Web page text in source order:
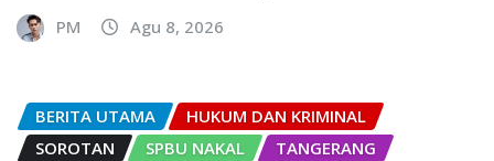
PM Agu 8, 2026
BERITA UTAMA
HUKUM DAN KRIMINAL
SOROTAN
SPBU NAKAL TANGERANG